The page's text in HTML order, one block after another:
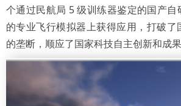
个通过民航局 5 级训练器鉴定的国产自
的专业飞行模拟器上获得应用，打破
的垄断，顺应了国家科技自主创新和成